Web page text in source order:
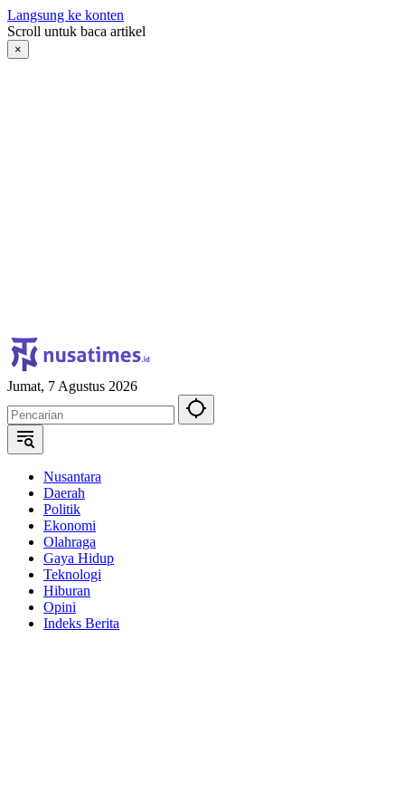
Langsung ke konten
Scroll untuk baca artikel
×
Jumat, 7 Agustus 2026
Nusantara
Daerah
Politik
Ekonomi
Olahraga
Gaya Hidup
Teknologi
Hiburan
Opini
Indeks Berita